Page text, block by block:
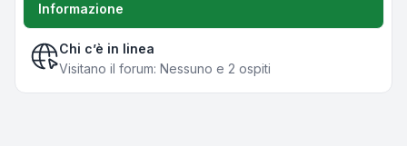
Informazione
Chi c’è in linea
Visitano il forum: Nessuno e 2 ospiti